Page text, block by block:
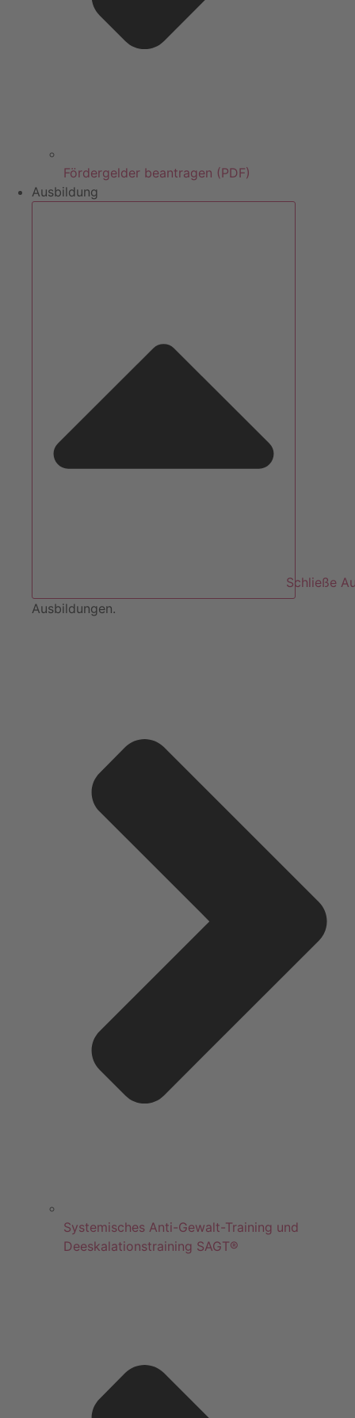
Fördergelder beantragen (PDF)
Ausbildung
Schließe
Ausbildungen.
Systemisches Anti-Gewalt-Training und
Deeskalationstraining SAGT®